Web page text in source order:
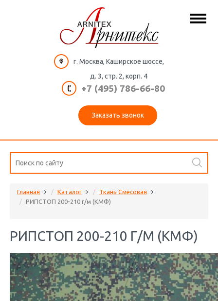
г. Москва, Каширское шоссе,
д. 3, стр. 2, корп. 4
+7 (495) 786-66-80
Заказать звонок
Главная Каталог
Ткань Смесовая
РИПСТОП 200-210 г/м (КМФ)
РИПСТОП 200-210 Г/М (КМФ)